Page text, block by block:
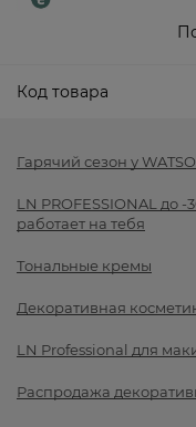
Код товара
Гарячий сезон у
LN PROFESSIONAL до
работает на тебя
Тональные кремы
Декоративная
LN Professional для
Распродажа